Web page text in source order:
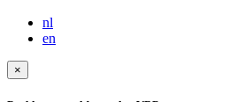
nl
en
×